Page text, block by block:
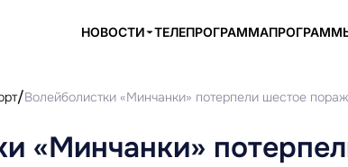
НОВОСТИ ТЕЛЕПРОГРАММА
Волейболистки «Минчанки» потерпели шестое
«Минчанки»